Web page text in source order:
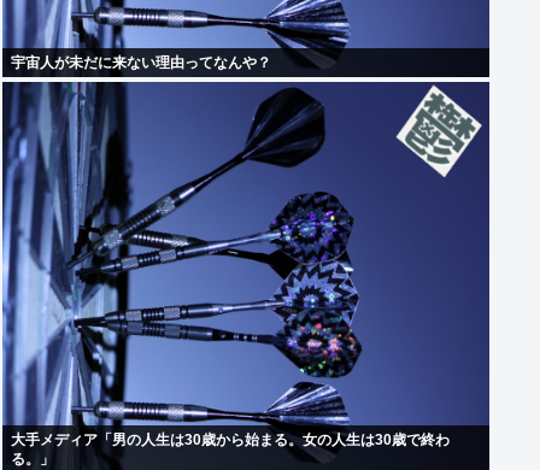
宇宙人が未だに来ない理由ってなんや？
大手メディア「男の人生は30歳から始まる。女の人生は30歳で終わ
る。」